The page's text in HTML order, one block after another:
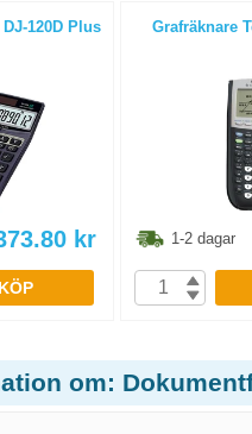
120D Plus
kr
KÖP
Grafräknare
1-2 dagar
om: